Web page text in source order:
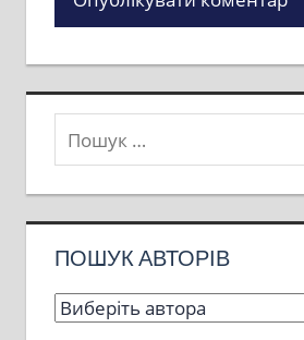
ПОШУК АВТОРІВ